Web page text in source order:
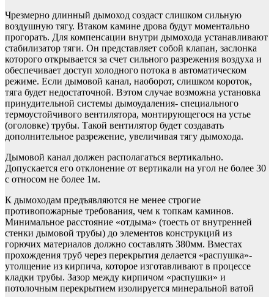
Чрезмерно длинный дымоход создаст слишком сильную
воздушную тягу. Втаком камине дрова будут моментально
прогорать. Для компенсации внутри дымохода устанавливают
стабилизатор тяги. Он представляет собой клапан, заслонка
которого открывается за счет сильного разрежения воздуха и
обеспечивает доступ холодного потока в автоматическом
режиме. Если дымовой канал, наоборот, слишком короток,
тяга будет недостаточной. Вэтом случае возможна установка
принудительной системы дымоудаления- специального
термоустойчивого вентилятора, монтирующегося на устье
(оголовке) трубы. Такой вентилятор будет создавать
дополнительное разрежение, увеличивая тягу дымохода.
Дымовой канал должен располагаться вертикально.
Допускается его отклонение от вертикали на угол не более 30
с относом не более 1м.
К дымоходам предъявляются не менее строгие
противопожарные требования, чем к топкам каминов.
Минимальное расстояние «отдыма» (тоесть от внутренней
стенки дымовой трубы) до элементов конструкций из
горючих материалов должно составлять 380мм. Вместах
прохождения труб через перекрытия делается «распушка»-
утолщение из кирпича, которое изготавливают в процессе
кладки трубы. Зазор между кирпичом «распушки» и
потолочным перекрытием изолируется минеральной ватой